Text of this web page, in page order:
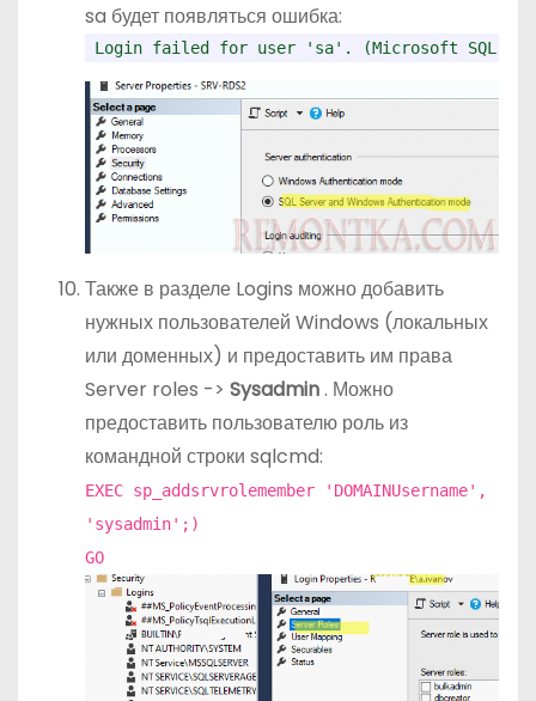
sa будет появляться ошибка:
Login failed for user 'sa'. (Microsoft SQL
Также в разделе Logins можно добавить
нужных пользователей Windows (локальных
или доменных) и предоставить им права
Server roles -> Sysadmin. Можно
предоставить пользователю роль из
командной строки sqlcmd:
EXEC sp_addsrvrolemember 'DOMAINUsername',
'sysadmin';)
GO